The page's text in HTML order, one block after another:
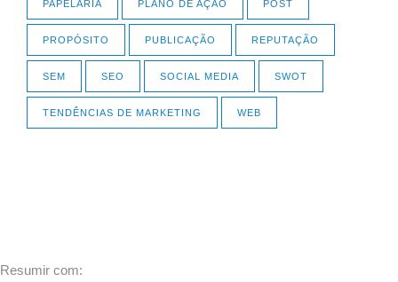
PAPELARIA PLANO DE AÇÃO POST
PROPÓSITO PUBLICAÇÃO REPUTAÇÃO
SEM SEO SOCIAL MEDIA SWOT
TENDÊNCIAS DE MARKETING WEB
Resumir com: